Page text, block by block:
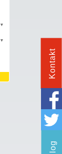
▼
▼
Kontakt
Blog